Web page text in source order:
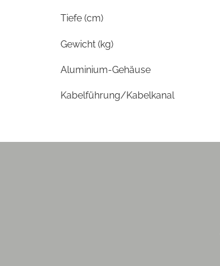
Tiefe (cm)
Gewicht (kg)
Aluminium-Gehäuse
Kabelführung/Kabelkanal